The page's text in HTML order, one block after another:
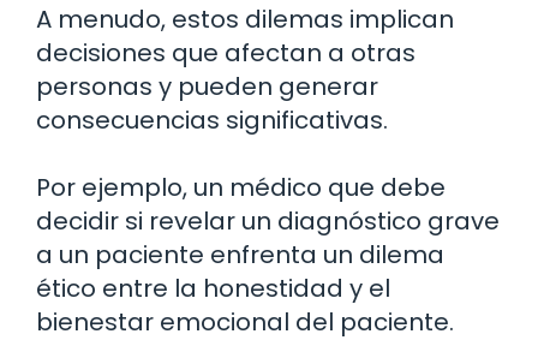
A menudo, estos dilemas implican
decisiones que afectan a otras
personas y pueden generar
consecuencias significativas.
Por ejemplo, un médico que debe
decidir si revelar un diagnóstico grave
a un paciente enfrenta un dilema
ético entre la honestidad y el
bienestar emocional del paciente.